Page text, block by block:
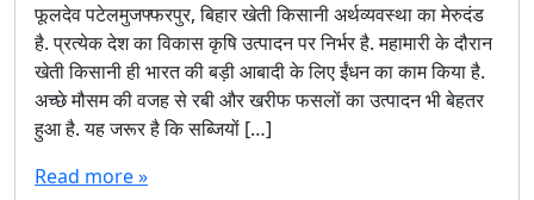
फूलदेव पटेलमुजफ्फरपुर, बिहार खेती किसानी अर्थव्यवस्था का मेरुदंड
है. प्रत्येक देश का विकास कृषि उत्पादन पर निर्भर है. महामारी के दौरान
खेती किसानी ही भारत की बड़ी आबादी के लिए ईंधन का काम किया है.
अच्छे मौसम की वजह से रबी और खरीफ फसलों का उत्पादन भी बेहतर
हुआ है. यह जरूर है कि सब्जियों […]
Read more »